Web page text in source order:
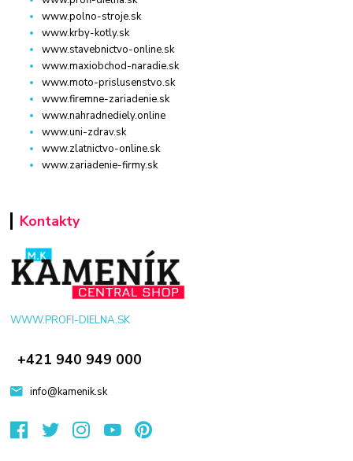
www.polno-stroje.sk
www.krby-kotly.sk
www.stavebnictvo-online.sk
www.maxiobchod-naradie.sk
www.moto-prislusenstvo.sk
www.firemne-zariadenie.sk
www.nahradnediely.online
www.uni-zdrav.sk
www.zlatnictvo-online.sk
www.zariadenie-firmy.sk
Kontakty
WWW.PROFI-DIELNA.SK
+421 940 949 000
info@kamenik.sk